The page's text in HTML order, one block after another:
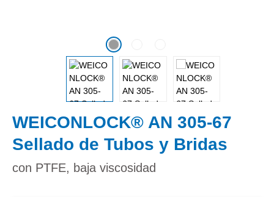
WEICONLOCK® AN 305-67
Sellado de Tubos y Bridas
con PTFE, baja viscosidad